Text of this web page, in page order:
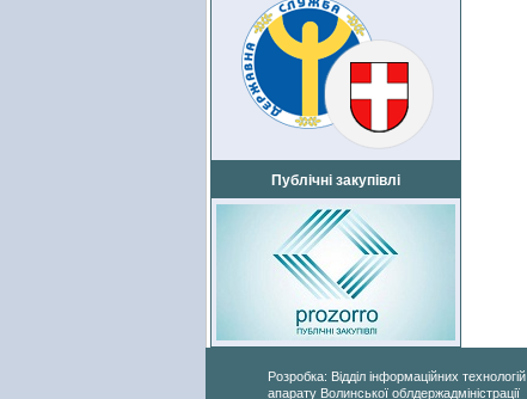
Публічні закупівлі
Розробка: Відділ інформаційних технологій
апарату Волинської облдержадміністрації